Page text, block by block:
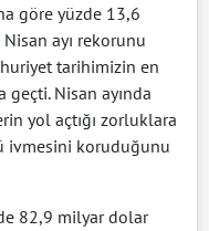
göre yüzde 13,6
ayı rekorunu
tarihimizin en
geçti. Nisan ayında
yol açtığı zorluklara
ivmesini koruduğunu
82,9 milyar dolar